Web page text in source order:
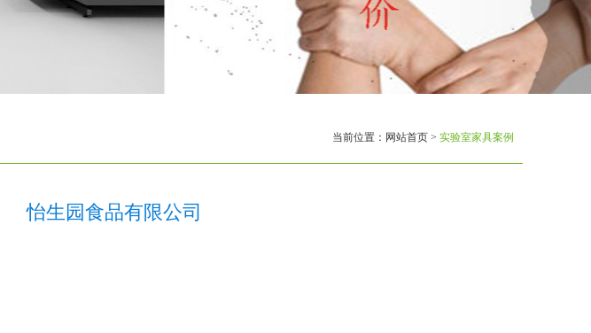
当前位置： 网站首页 > 实验室家具案例
怡生园食品有限公司